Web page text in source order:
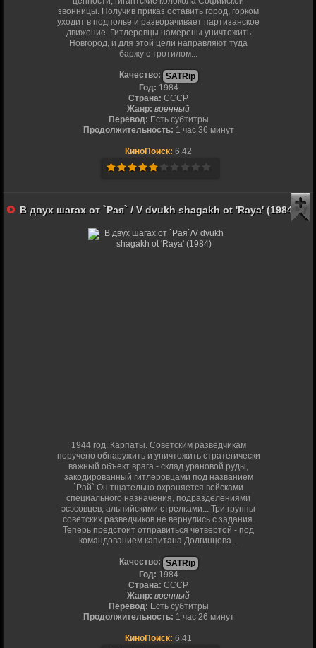
звонницы. Получив приказ оставить город, горком
уходит в подполье и разворачивает партизанское
движение. Гитлеровцы намерены уничтожить
Новгород, и для этой цели направляют туда
баржу с тротилом...
Качество: SATRip
Год: 1984
Страна: СССР
Жанр: военный
Перевод: Есть субтитры
Продолжительность: 1 час 36 минут
КиноПоиск: 6.42
В двух шагах от `Рая` / V dvukh shagakh ot 'Raya' (1984)
1944 год. Карпаты. Советским разведчикам
поручено обнаружить и уничтожить стратегически
важный объект врага - склад урановой руды,
закодированный гитлеровцами под названием
`Рай`.Он тщательно охраняется войсками
специального назначения, подразделениями
эсэсовцев, альпийскими стрелками... Три группы
советских разведчиков не вернулись с задания.
Теперь предстоит отправиться четвертой - под
командованием капитана Долгинцева...
Качество: SATRip
Год: 1984
Страна: СССР
Жанр: военный
Перевод: Есть субтитры
Продолжительность: 1 час 26 минут
КиноПоиск: 6.41